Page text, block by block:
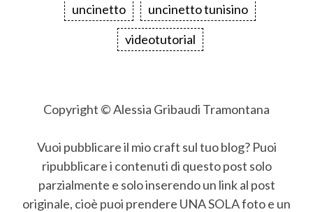
uncinetto
uncinetto tunisino
videotutorial
Copyright © Alessia Gribaudi Tramontana
Vuoi pubblicare il mio craft sul tuo blog? Puoi
ripubblicare i contenuti di questo post solo
parzialmente e solo inserendo un link al post
originale, cioè puoi prendere UNA SOLA foto e un